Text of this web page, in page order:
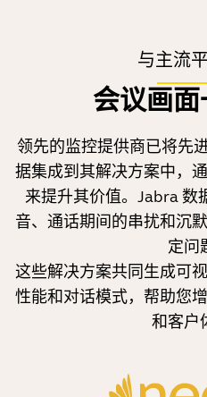
如果背景噪音给您带来了困
善情况。如果想要快速解决
嘴部正前方 – 这将使您的声
理想的解决方案是评估您的
与主流
会议画
领先的监控提供商已将先
据集成到其解决方案中，
来提升其价值。Jabra 数
音、通话期间的串扰和沉
定问
这些解决方案共同生成可
性能和对话模式，帮助您
和客户